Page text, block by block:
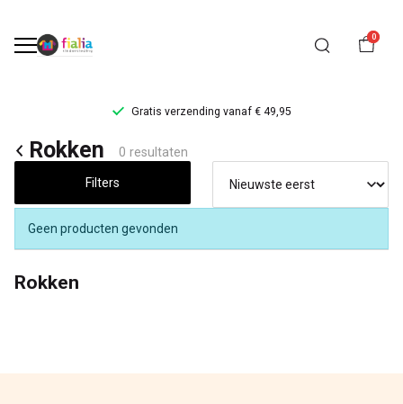
0
Gratis verzending vanaf € 49,95
Rokken
FiaLia
Kinderkleding
Rokken 0 resultaten
Filters
Geen producten gevonden
Rokken